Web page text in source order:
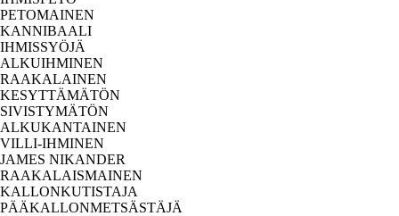
PETOMAINEN
KANNIBAALI
IHMISSYÖJÄ
ALKUIHMINEN
RAAKALAINEN
KESYTTÄMÄTÖN
SIVISTYMÄTÖN
ALKUKANTAINEN
VILLI-IHMINEN
JAMES NIKANDER
RAAKALAISMAINEN
KALLONKUTISTAJA
PÄÄKALLONMETSÄSTÄJÄ